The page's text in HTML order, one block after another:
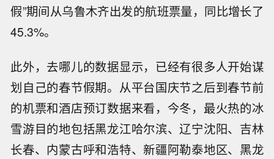
假”期间从乌鲁木齐出发的航班票量，同比增长了
45.3%。
此外，去哪儿的数据显示，已经有很多人开始谋
划自己的春节假期。从平台国庆节之后到春节前
的机票和酒店预订数据来看，今冬，最火热的冰
雪游目的地包括黑龙江哈尔滨、辽宁沈阳、吉林
长春、内蒙古呼和浩特、新疆阿勒泰地区、黑龙